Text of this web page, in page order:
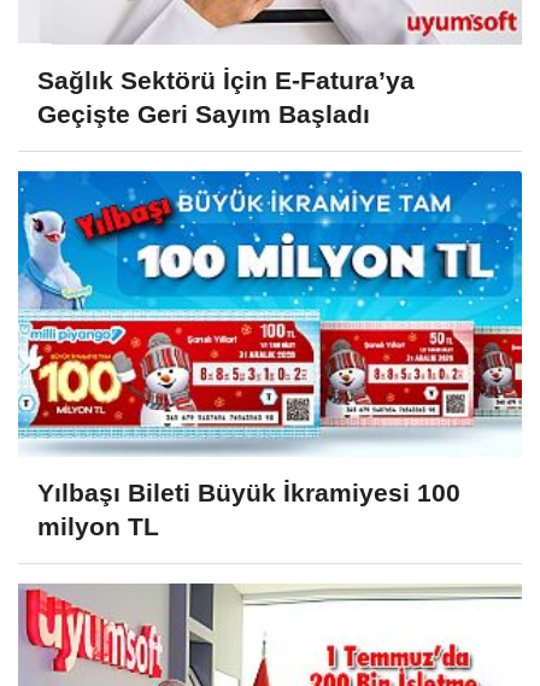
Sağlık Sektörü İçin E-Fatura’ya
Geçişte Geri Sayım Başladı
Yılbaşı Bileti Büyük İkramiyesi 100
milyon TL